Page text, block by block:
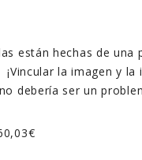
están hechas de una
la imagen y la
debería ser un